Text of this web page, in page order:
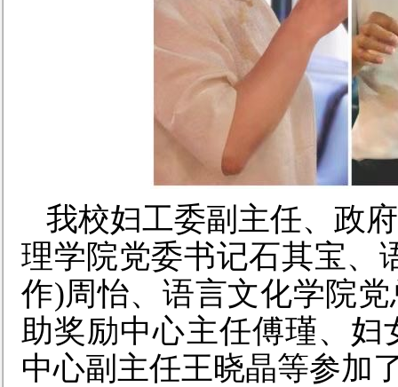
我校妇工委副主任、政
理学院党委书记石其宝、
作)周怡、语言文化学院
助奖励中心主任傅瑾、
中心副主任王晓晶等参加